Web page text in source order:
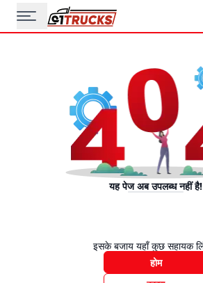
यह पेज अब उपलब्ध नहीं है!
इसके बजाय यहाँ कुछ सहायक
होम